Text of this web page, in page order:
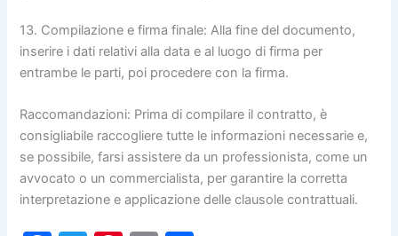
13. Compilazione e firma finale: Alla fine del documento,
inserire i dati relativi alla data e al luogo di firma per
entrambe le parti, poi procedere con la firma.
Raccomandazioni: Prima di compilare il contratto, è
consigliabile raccogliere tutte le informazioni necessarie e,
se possibile, farsi assistere da un professionista, come un
avvocato o un commercialista, per garantire la corretta
interpretazione e applicazione delle clausole contrattuali.